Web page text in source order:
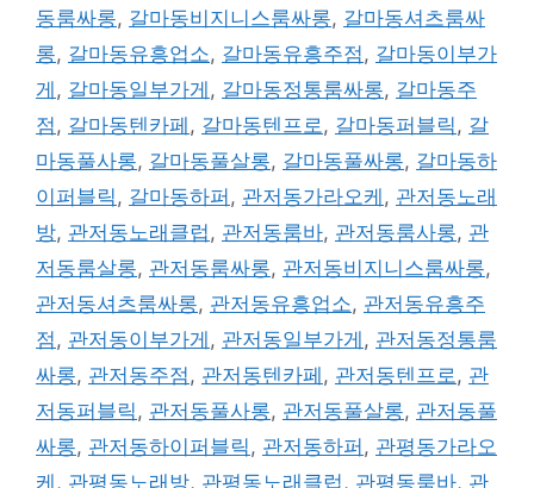
동룸싸롱, 갈마동비지니스룸싸롱, 갈마동셔츠룸싸
롱, 갈마동유흥업소, 갈마동유흥주점 , 갈마동이부가
게 , 갈마동일부가게 , 갈마동정통룸싸롱, 갈마동주
점 , 갈마동텐카페 , 갈마동텐프로 , 갈마동퍼블릭 , 갈
마동풀사롱, 갈마동풀살롱, 갈마동풀싸롱, 갈마동하
이퍼블릭 , 갈마동하퍼 , 관저동가라오케 , 관저동노래
방, 관저동노래클럽 , 관저동룸바, 관저동룸사롱, 관
저동룸살롱, 관저동룸싸롱, 관저동비지니스룸싸롱,
관저동셔츠룸싸롱, 관저동유흥업소, 관저동유흥주
점 , 관저동이부가게 , 관저동일부가게 , 관저동정통룸
싸롱, 관저동주점 , 관저동텐카페 , 관저동텐프로 , 관
저동퍼블릭 , 관저동풀사롱, 관저동풀살롱, 관저동풀
싸롱, 관저동하이퍼블릭 , 관저동하퍼 , 관평동가라오
케 , 관평동노래방, 관평동노래클럽 , 관평동룸바, 관